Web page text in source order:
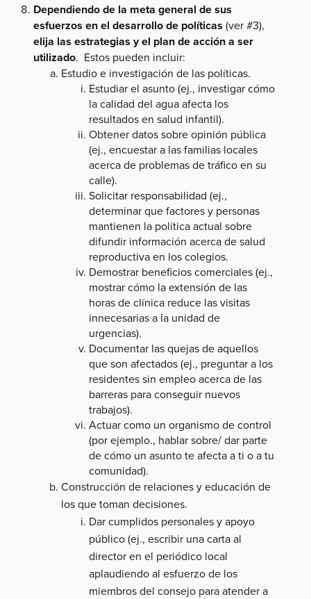
Dependiendo de la meta general de sus
esfuerzos en el desarrollo de políticas (ver #3),
elija las estrategias y el plan de acción a ser
utilizado. Estos pueden incluir:
Estudio e investigación de las políticas.
Estudiar el asunto (ej., investigar cómo
la calidad del agua afecta los
resultados en salud infantil).
Obtener datos sobre opinión pública
(ej., encuestar a las familias locales
acerca de problemas de tráfico en su
calle).
Solicitar responsabilidad (ej.,
determinar que factores y personas
mantienen la política actual sobre
difundir información acerca de salud
reproductiva en los colegios.
Demostrar beneficios comerciales (ej.,
mostrar cómo la extensión de las
horas de clínica reduce las visitas
innecesarias a la unidad de
urgencias).
Documentar las quejas de aquellos
que son afectados (ej., preguntar a los
residentes sin empleo acerca de las
barreras para conseguir nuevos
trabajos).
Actuar como un organismo de control
(por ejemplo., hablar sobre/ dar parte
de cómo un asunto te afecta a ti o a tu
comunidad).
Construcción de relaciones y educación de
los que toman decisiones.
Dar cumplidos personales y apoyo
público (ej., escribir una carta al
director en el periódico local
aplaudiendo al esfuerzo de los
miembros del consejo para atender a